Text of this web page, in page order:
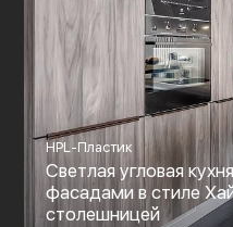
HPL-Пластик
Светлая угловая
фасадами в стиле
столешницей